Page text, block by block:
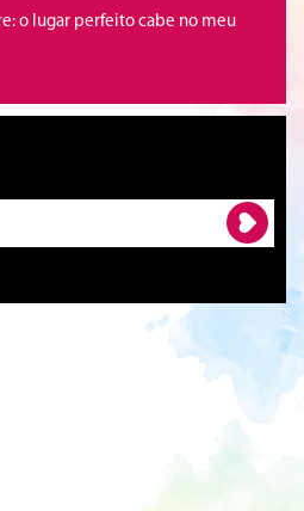
o lugar perfeito cabe no meu